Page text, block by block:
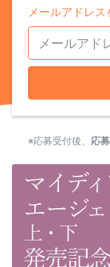
メールアドレ
※応募受付後、 応